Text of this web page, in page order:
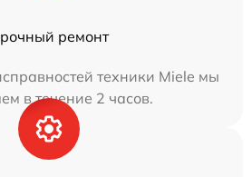
ремонт
техники Miele мы
в течение 2 часов.